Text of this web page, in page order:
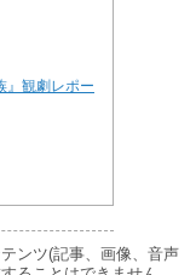
』観劇レポー
ンツ(記事、画像、音声